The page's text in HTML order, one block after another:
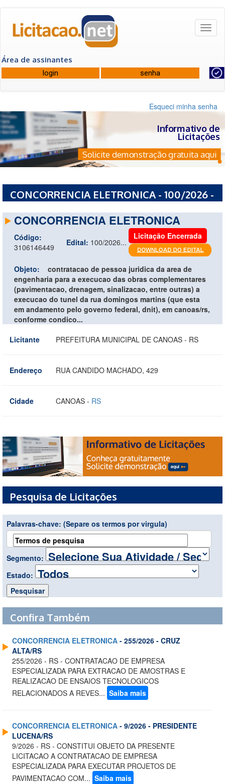
Área de assinantes
Esqueci minha senha
Informativo de
Licitações
Solicite demonstração gratuita aqui
CONCORRENCIA ELETRONICA - 100/2026 -
CONCORRENCIA ELETRONICA
Código:
3106146449
Edital: 100/2026...
Licitação Encerrada
Objeto:
contratacao de pessoa juridica da area de
engenharia para a execucao das obras complementares
(pavimentacao, drenagem, sinalizacao, entre outras) a
execucao do tunel da rua domingos martins (que esta
em andamento pelo governo federal, dnit), em canoas/rs,
conforme condico...
Licitante
PREFEITURA MUNICIPAL DE CANOAS - RS
Endereço RUA CANDIDO MACHADO, 429
Cidade CANOAS - RS
Pesquisa de Licitações
Palavras-chave: (Separe os termos por virgula)
Segmento:
Estado:
Confira Também
CONCORRENCIA ELETRONICA - 255/2026 - CRUZ
ALTA/RS
255/2026 - RS - CONTRATACAO DE EMPRESA
ESPECIALIZADA PARA EXTRACAO DE AMOSTRAS E
REALIZACAO DE ENSAIOS TECNOLOGICOS
RELACIONADOS A REVES... Saiba mais
CONCORRENCIA ELETRONICA - 9/2026 - PRESIDENTE
LUCENA/RS
9/2026 - RS - CONSTITUI OBJETO DA PRESENTE
LICITACAO A CONTRATACAO DE EMPRESA
ESPECIALIZADA PARA EXECUTAR PROJETOS DE
PAVIMENTACAO COM... Saiba mais